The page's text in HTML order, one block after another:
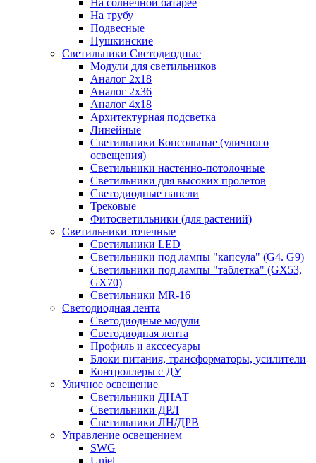
На трубу
Подвесные
Пушкинские
Светильники Светодиодные
Модули для светильников
Аналог 2х18
Аналог 2х36
Аналог 4х18
Архитектурная подсветка
Линейные
Светильники Консольные (уличного
освещения)
Светильники настенно-потолочные
Светильники для высоких пролетов
Светодиодные панели
Трековые
Фитосветильники (для растений)
Светильники точечные
Светильники LED
Светильники под лампы "капсула" (G4. G9)
Светильники под лампы "таблетка" (GX53,
GX70)
Светильники MR-16
Светодиодная лента
Светодиодные модули
Светодиодная лента
Профиль и акссесуары
Блоки питания, трансформаторы, усилители
Контроллеры с ДУ
Уличное освещение
Светильники ДНАТ
Светильники ДРЛ
Светильники ЛН/ДРВ
Управление освещением
SWG
Uniel